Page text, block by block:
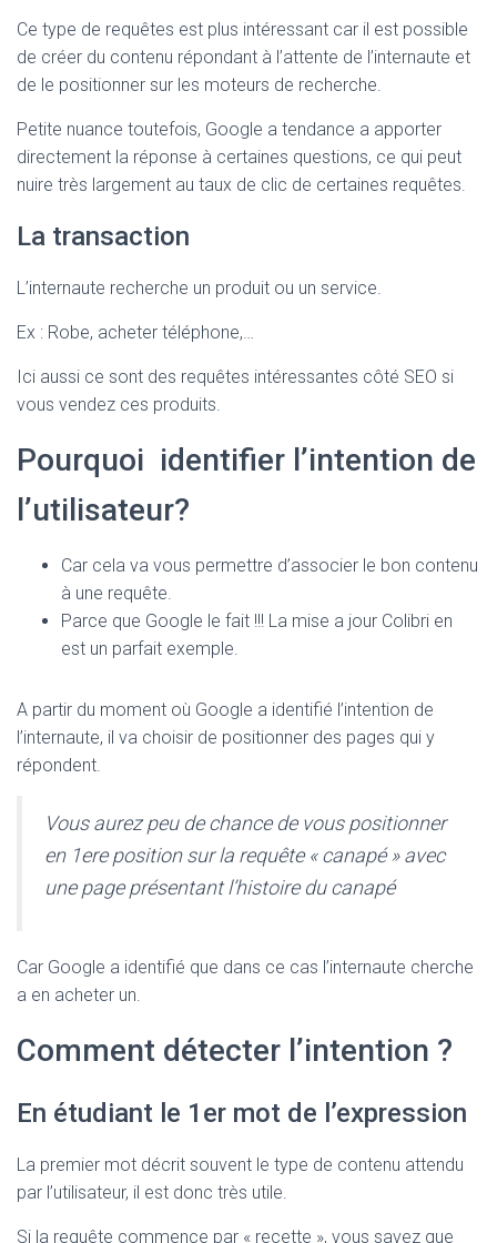
Ce type de requêtes est plus intéressant car il est possible
de créer du contenu répondant à l’attente de l’internaute et
de le positionner sur les moteurs de recherche.
Petite nuance toutefois, Google a tendance a apporter
directement la réponse à certaines questions, ce qui peut
nuire très largement au taux de clic de certaines requêtes.
La transaction
L’internaute recherche un produit ou un service.
Ex : Robe, acheter téléphone,…
Ici aussi ce sont des requêtes intéressantes côté SEO si
vous vendez ces produits.
Pourquoi identifier l’intention de
l’utilisateur?
Car cela va vous permettre d’associer le bon contenu
à une requête.
Parce que Google le fait !!! La mise a jour Colibri en
est un parfait exemple.
A partir du moment où Google a identifié l’intention de
l’internaute, il va choisir de positionner des pages qui y
répondent.
Vous aurez peu de chance de vous positionner
en 1ere position sur la requête « canapé » avec
une page présentant l’histoire du canapé
Car Google a identifié que dans ce cas l’internaute cherche
a en acheter un.
Comment détecter l’intention ?
En étudiant le 1er mot de l’expression
La premier mot décrit souvent le type de contenu attendu
par l’utilisateur, il est donc très utile.
Si la requête commence par « recette », vous savez que